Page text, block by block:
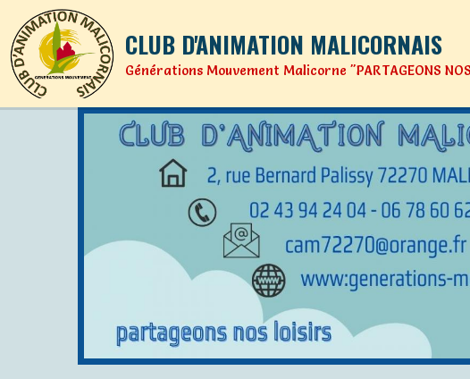
CLUB D'ANIMATION MALICORNAIS
Générations Mouvement Malicorne "PARTAGEONS